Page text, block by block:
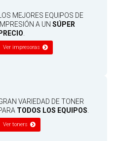
LOS MEJORES EQUIPOS DE
IMPRESIÓN A UN SÚPER
PRECIO
Ver impresoras
VARIEDAD DE TONER
TODOS LOS EQUIPOS
Ver toners